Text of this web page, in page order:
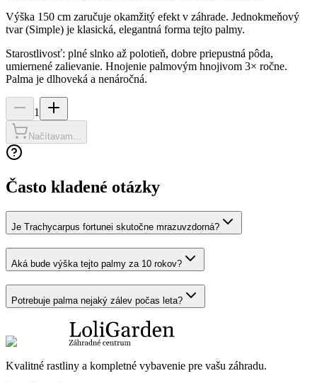
Výška 150 cm zaručuje okamžitý efekt v záhrade. Jednokmeňový
tvar (Simple) je klasická, elegantná forma tejto palmy.
Starostlivosť: plné slnko až polotieň, dobre priepustná pôda,
umiernené zalievanie. Hnojenie palmovým hnojivom 3× ročne.
Palma je dlhoveká a nenáročná.
1
Načítavam...
Často kladené otázky
Je Trachycarpus fortunei skutočne mrazuvzdorná?
Aká bude výška tejto palmy za 10 rokov?
Potrebuje palma nejaký zálev počas leta?
Kvalitné rastliny a kompletné vybavenie pre vašu záhradu.